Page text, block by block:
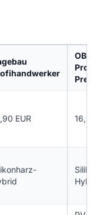
OBI
EUR 16,90
Hybrid